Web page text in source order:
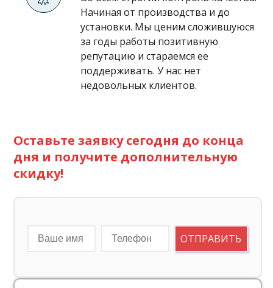
Начиная от производства и до
установки. Мы ценим сложившуюся
за годы работы позитивную
репутацию и стараемся ее
поддерживать. У нас нет
недовольных клиентов.
Оставьте заявку сегодня до конца
дня и получите дополнительную
скидку!
ОТПРАВИТЬ